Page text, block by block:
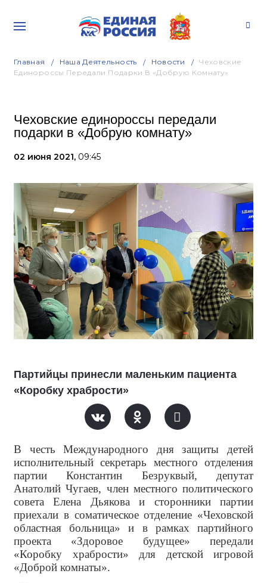
Главная Наша Деятельность Новости
Чеховские
Единороссы Передали Подарки В «Добрую Комнату»
Чеховские единороссы передали
подарки в «Добрую комнату»
02 июня 2021, 09:45
Партийцы принесли маленьким пациента
«Коробку храбрости»
В честь Международного дня защиты детей
исполнительный секретарь местного отделения
партии Константин Безруквый, депутат
Анатолий Чугаев, член местного политического
совета Елена Дьякова и сторонники партии
приехали в соматическое отделение «Чеховской
областная больница» и в рамках партийного
проекта «Здоровое будущее» передали
«Коробку храбрости» для детской игровой
«Доброй комнаты».